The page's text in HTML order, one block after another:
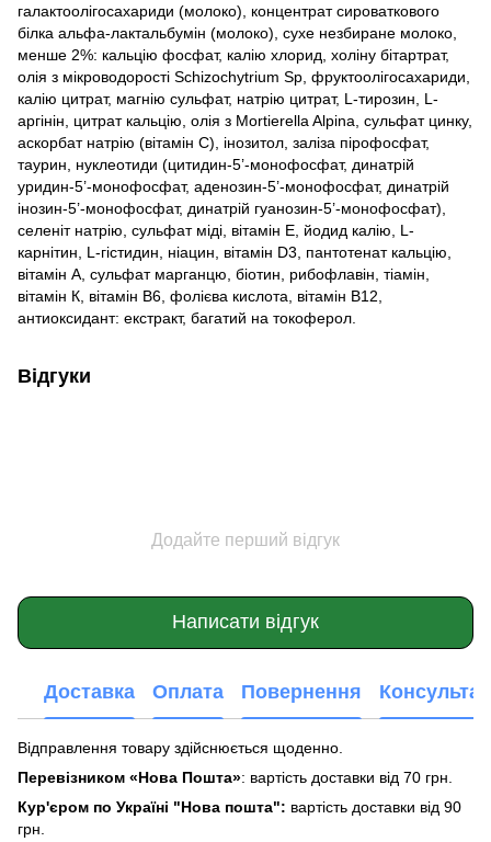
галактоолігосахариди (молоко), концентрат сироваткового
білка альфа-лактальбумін (молоко), сухе незбиране молоко,
менше 2%: кальцію фосфат, калію хлорид, холіну бітартрат,
олія з мікроводорості Schizochytrium Sp, фруктоолігосахариди,
калію цитрат, магнію сульфат, натрію цитрат, L-тирозин, L-
аргінін, цитрат кальцію, олія з Mortierella Alpina, сульфат цинку,
аскорбат натрію (вітамін С), інозитол, заліза пірофосфат,
таурин, нуклеотиди (цитидин-5’-монофосфат, динатрій
уридин-5’-монофосфат, аденозин-5’-монофосфат, динатрій
інозин-5’-монофосфат, динатрій гуанозин-5’-монофосфат),
селеніт натрію, сульфат міді, вітамін Е, йодид калію, L-
карнітин, L-гістидин, ніацин, вітамін D3, пантотенат кальцію,
вітамін А, сульфат марганцю, біотин, рибофлавін, тіамін,
вітамін К, вітамін В6, фолієва кислота, вітамін В12,
антиоксидант: екстракт, багатий на токоферол.
Відгуки
Додайте перший відгук
Написати відгук
Доставка Оплата Повернення
Відправлення товару здійснюється щоденно.
Перевізником «Нова Пошта»: вартість доставки від 70 грн.
Кур'єром по Україні "Нова пошта": вартість доставки від 90
грн.